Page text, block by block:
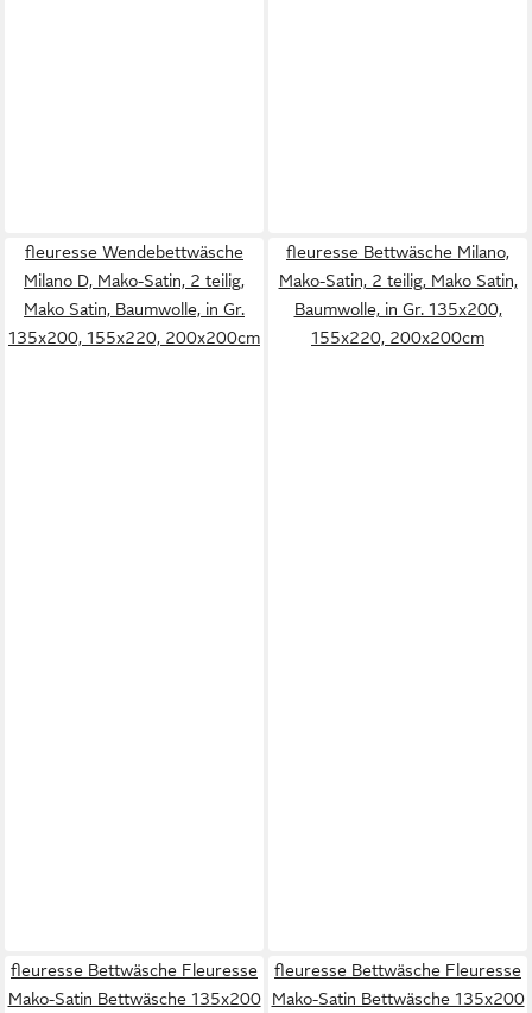
fleuresse Wendebettwäsche
Milano D, Mako-Satin, 2 teilig,
Mako Satin, Baumwolle, in Gr.
135x200, 155x220, 200x200cm
fleuresse Bettwäsche Milano,
Mako-Satin, 2 teilig, Mako Satin,
Baumwolle, in Gr. 135x200,
155x220, 200x200cm
fleuresse Bettwäsche Fleuresse
Mako-Satin Bettwäsche 135x200
fleuresse Bettwäsche Fleuresse
Mako-Satin Bettwäsche 135x200